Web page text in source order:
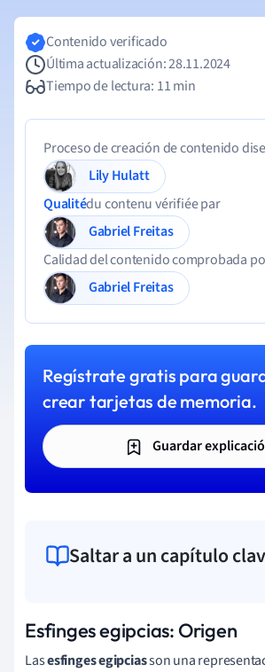
Contenido verificado
Última actualización: 28.11.2024
Tiempo de lectura: 11 min
Proceso de creación de contenido
Lily Hulatt
Qualitédu contenu vérifiée par
Gabriel Freitas
Calidad del contenido comprobada
Gabriel Freitas
Regístrate gratis para
crear tarjetas de memoria.
Guardar
Saltar a un capítulo
Esfinges egipcias: Origen
Lasesfinges egipciasson una